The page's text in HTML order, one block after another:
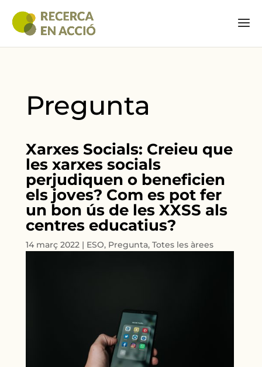
Pregunta
Xarxes Socials: Creieu que
les xarxes socials
perjudiquen o beneficien
els joves? Com es pot fer
un bon ús de les XXSS als
centres educatius?
14 març 2022 | ESO, Pregunta,Totes les àrees